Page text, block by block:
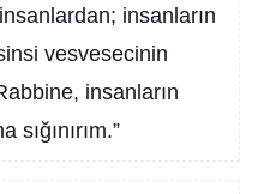
insanların
vesvesecinin
insanların
sığınırım.”